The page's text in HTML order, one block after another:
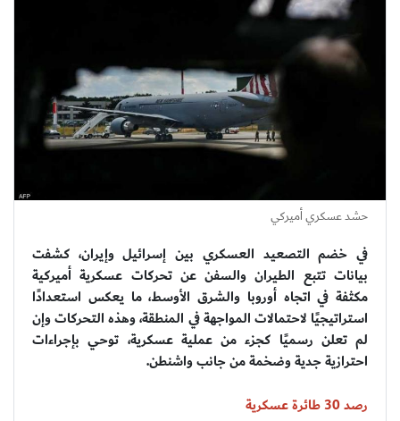
حشد عسكري أميركي
في خضم التصعيد العسكري بين إسرائيل وإيران، كشفت
بيانات تتبع الطيران والسفن عن تحركات عسكرية أميركية
مكثفة في اتجاه أوروبا والشرق الأوسط، ما يعكس استعدادًا
استراتيجيًا لاحتمالات المواجهة في المنطقة، وهذه التحركات وإن
لم تعلن رسميًا كجزء من عملية عسكرية، توحي بإجراءات
احترازية جدية وضخمة من جانب واشنطن.
رصد 30 طائرة عسكرية